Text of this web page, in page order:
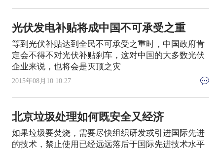
光伏发电补贴将成中国不可承受之重
等到光伏补贴达到全民不可承受之重时，中国政府肯
定会不得不对光伏补贴刹车，这对中国的大多数光伏
企业来说，也将会是灭顶之灾
2015年08月10 10:27
北京垃圾处理如何既安全又经济
如果垃圾要焚烧，需要尽快组织研发或引进国际先进
的技术，禁止使用已经远远落后于国际先进技术水平